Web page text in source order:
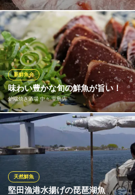
白身魚でありながら脂と旨味たっぷり
で、「白身のトロ」と呼ばれる高級魚
年を通して味わうことができます。鮮
でお召し上がりいただけます。
寿司 なかご ヒルトンプラザウエス
梅田 寿司 個室接待
大阪メトロ四つ橋線西梅田駅 徒歩1分
大阪府大阪市北区梅田2-2-2 ヒルトンプラザウエ
味わい豊かな旬の鮮魚が旨い！
炉端焼き酒場 中々 堂島店
新鮮魚介
季節ごとの美味しい魚介を使った料理
力。料理には、その日仕入れる鮮度抜
かりと吟味・厳選した新鮮な魚を、コ
だけます。入荷する食材は毎日違うの
り！お造りや焼き物など、多彩な料理
ださい♪
堅田漁港水揚げの琵琶湖魚
天然鮮魚